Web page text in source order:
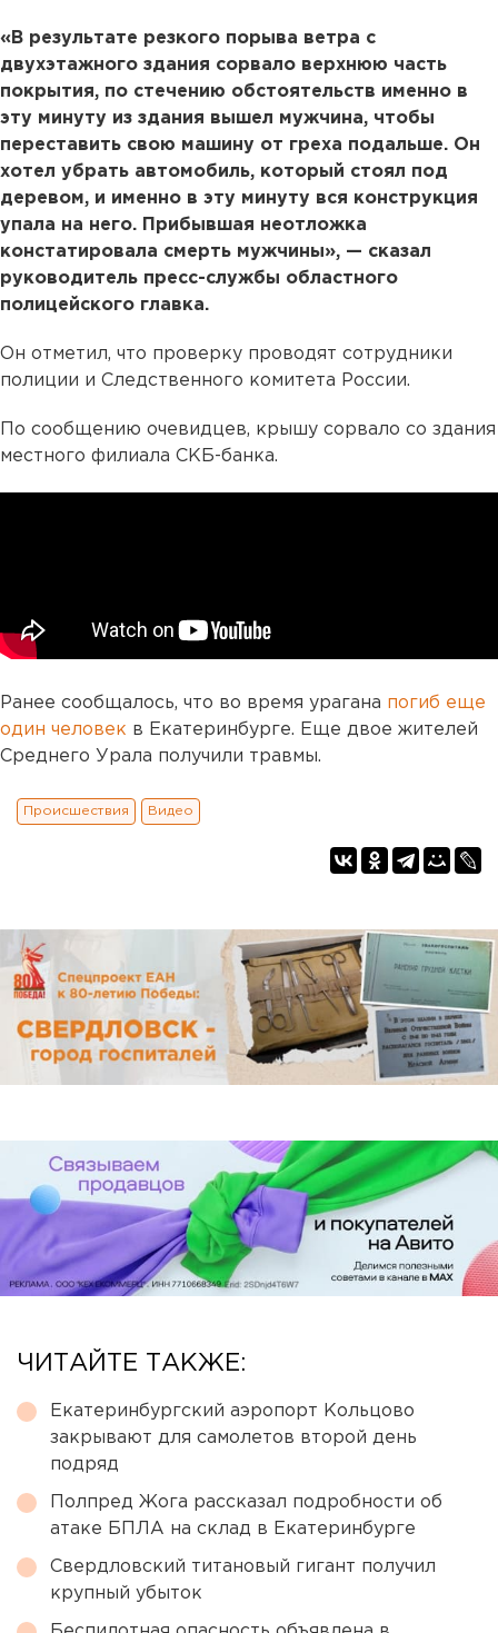
«В результате резкого порыва ветра с
двухэтажного здания сорвало верхнюю часть
покрытия, по стечению обстоятельств именно в
эту минуту из здания вышел мужчина, чтобы
переставить свою машину от греха подальше. Он
хотел убрать автомобиль, который стоял под
деревом, и именно в эту минуту вся конструкция
упала на него. Прибывшая неотложка
констатировала смерть мужчины», — сказал
руководитель пресс-службы областного
полицейского главка.
Он отметил, что проверку проводят сотрудники
полиции и Следственного комитета России.
По сообщению очевидцев, крышу сорвало со здания
местного филиала СКБ-банка.
Ранее сообщалось, что во время урагана погиб еще
один человек в Екатеринбурге. Еще двое жителей
Среднего Урала получили травмы.
Происшествия Видео
ЧИТАЙТЕ ТАКЖЕ:
Екатеринбургский аэропорт Кольцово
закрывают для самолетов второй день
подряд
Полпред Жога рассказал подробности об
атаке БПЛА на склад в Екатеринбурге
Свердловский титановый гигант получил
крупный убыток